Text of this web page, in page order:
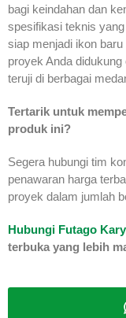
bagi keindahan dan
spesifikasi teknis
siap menjadi ikon
proyek Anda
teruji di berbagai
Tertarik untuk
produk ini?
Segera hubungi tim
penawaran harga
proyek dalam jumlah
Hubungi Futago
terbuka yang lebih